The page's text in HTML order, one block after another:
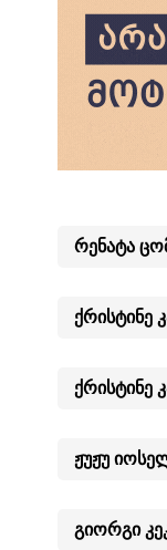
ჟუჟუ